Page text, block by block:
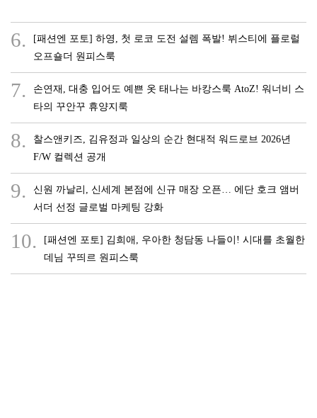
6.
[패션엔 포토] 하영, 첫 로코 도전 설렘 폭발! 뷔스티에 플로럴
오프숄더 원피스룩
7.
손연재, 대충 입어도 예쁜 옷 태나는 바캉스룩 AtoZ! 워너비 스
타의 꾸안꾸 휴양지룩
8.
찰스앤키즈, 김유정과 일상의 순간 현대적 워드로브 2026년
F/W 컬렉션 공개
9.
신원 까날리, 신세계 본점에 신규 매장 오픈… 에단 호크 앰버
서더 선정 글로벌 마케팅 강화
10.
[패션엔 포토] 김희애, 우아한 청담동 나들이! 시대를 초월한
데님 꾸띄르 원피스룩